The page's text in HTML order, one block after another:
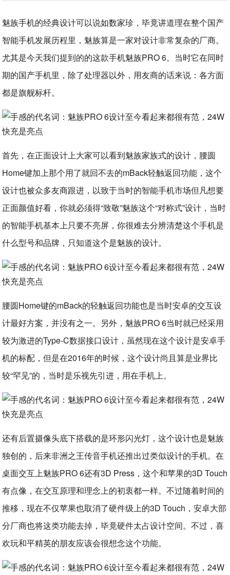
魅族手机的经典设计可以说如数家珍，毕竟讲道理在整个国产
智能手机发展历程里，魅族算是一家对设计非常复杂的厂商。
尤其是今天我们提到的的这款手机魅族PRO 6。当时它在同时
期的国产手机里，除了处理器以外，用友商的话来说：各方面
都是旗舰标杆。
首先，在正面设计上大家可以看到魅族家族式的设计，腰圆
Home键加上那个用了就回不去的mBack轻触返回功能，这个
设计也被众多友商跟进，以致于当时的智能手机市场但凡想要
正面颜值好看，你就必须得“致敬”魅族这个“对称式”设计，当时
的智能手机基本上只要不亮屏，你很难去分辨清楚这个手机是
什么型号和品牌，只知道这个是魅族的设计。
腰圆Home键的mBack的轻触返回功能也是当时安卓的交互设
计最好方案，并没有之一。另外，魅族PRO 6当时就已经采用
较为激进的Type-C数据接口设计，虽然现在这个设计是安卓手
机的标配，但是在2016年的时候，这个设计尚且算是业界比
较“罕见”的，当时是乐视先引进，用在手机上。
还有后置摄像头底下搭载的是环形闪光灯，这个设计也是魅族
独创的，后来非洲之王传音手机还推出过类似设计的手机。在
桌面交互上魅族PRO 6还有3D Press，这个和苹果的3D Touch
有点像，在交互原理和理念上的初衷都一样。不过随着时间的
推移，现在不仅苹果也取消了硬件级上的3D Touch，安卓大部
分厂商也将这类功能去掉，毕竟硬件太占设计空间。不过，喜
欢玩和平精英的朋友应该会很想念这个功能。